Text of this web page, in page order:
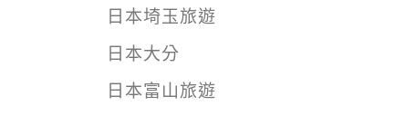
日本埼玉旅遊
日本大分
日本富山旅遊